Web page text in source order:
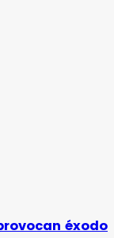
éxodo